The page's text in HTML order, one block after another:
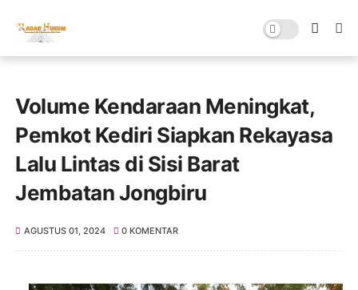
Volume Kendaraan Meningkat,
Pemkot Kediri Siapkan Rekayasa
Lalu Lintas di Sisi Barat
Jembatan Jongbiru
AGUSTUS 01, 2024 0 KOMENTAR